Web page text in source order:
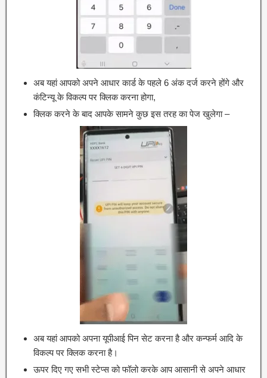
अब यहां आपको अपने आधार कार्ड के पहले 6 अंक दर्ज करने होंगे और
कंटिन्यू के विकल्प पर क्लिक करना होगा,
क्लिक करने के बाद आपके सामने कुछ इस तरह का पेज खुलेगा –
अब यहां आपको अपना यूपीआई पिन सेट करना है और कन्फर्म आदि के
विकल्प पर क्लिक करना है।
ऊपर दिए गए सभी स्टेप्स को फॉलो करके आप आसानी से अपने आधार